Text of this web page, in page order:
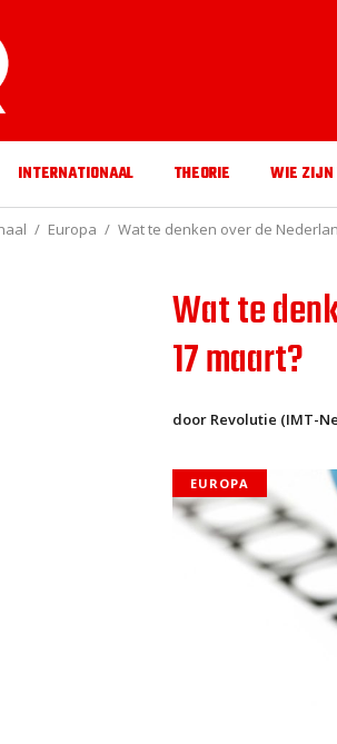
INTERNATIONAAL THEORIE WIE
Europa Wat te denken over de
Wat te
17 maart?
door Revolutie (IMT-
EUROPA